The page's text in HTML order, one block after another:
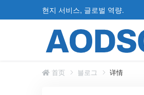
현지 서비스, 글로벌 역량.
首页 블로그 详情